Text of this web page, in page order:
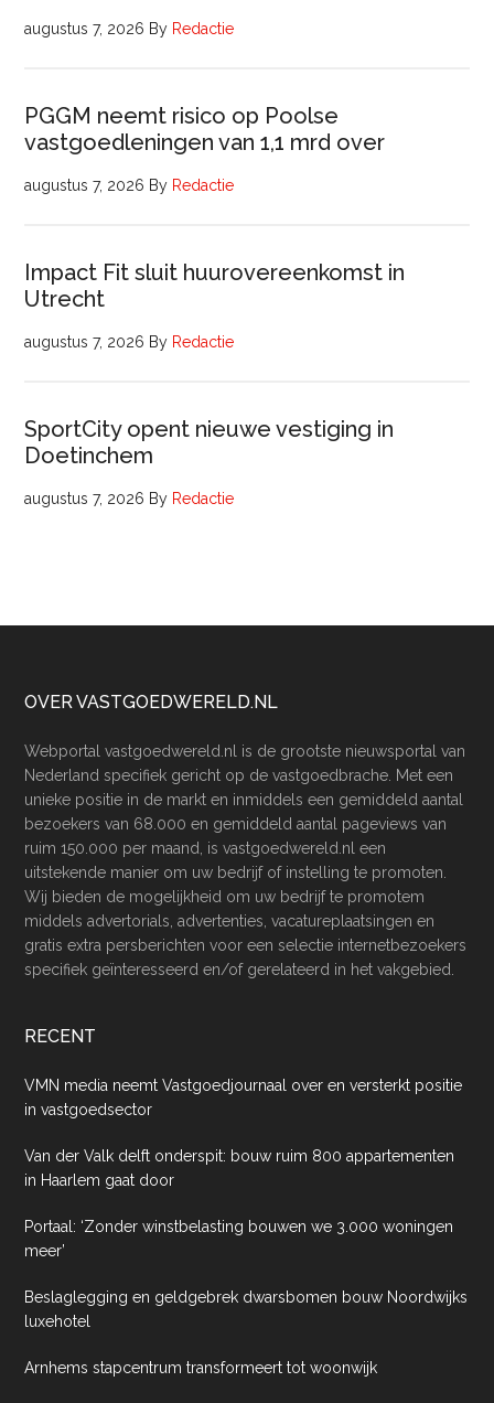
augustus 7, 2026 By Redactie
PGGM neemt risico op Poolse
vastgoedleningen van 1,1 mrd over
augustus 7, 2026 By Redactie
Impact Fit sluit huurovereenkomst in
Utrecht
augustus 7, 2026 By Redactie
SportCity opent nieuwe vestiging in
Doetinchem
augustus 7, 2026 By Redactie
Footer
OVER VASTGOEDWERELD.NL
Webportal vastgoedwereld.nl is de grootste nieuwsportal van
Nederland specifiek gericht op de vastgoedbrache. Met een
unieke positie in de markt en inmiddels een gemiddeld aantal
bezoekers van 68.000 en gemiddeld aantal pageviews van
ruim 150.000 per maand, is vastgoedwereld.nl een
uitstekende manier om uw bedrijf of instelling te promoten.
Wij bieden de mogelijkheid om uw bedrijf te promotem
middels advertorials, advertenties, vacatureplaatsingen en
gratis extra persberichten voor een selectie internetbezoekers
specifiek geïnteresseerd en/of gerelateerd in het vakgebied.
RECENT
VMN media neemt Vastgoedjournaal over en versterkt positie
in vastgoedsector
Van der Valk delft onderspit: bouw ruim 800 appartementen
in Haarlem gaat door
Portaal: ‘Zonder winstbelasting bouwen we 3.000 woningen
meer’
Beslaglegging en geldgebrek dwarsbomen bouw Noordwijks
luxehotel
Arnhems stapcentrum transformeert tot woonwijk